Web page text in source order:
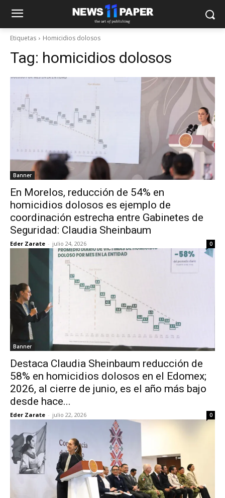
Etiquetas Homicidios dolosos
Tag: homicidios dolosos
Banner
En Morelos, reducción de 54% en
homicidios dolosos es ejemplo de
coordinación estrecha entre Gabinetes de
Seguridad: Claudia Sheinbaum
Eder Zarate - julio 24, 2026 0
Banner
Destaca Claudia Sheinbaum reducción de
58% en homicidios dolosos en el Edomex;
2026, al cierre de junio, es el año más bajo
desde hace...
Eder Zarate - julio 22, 2026 0